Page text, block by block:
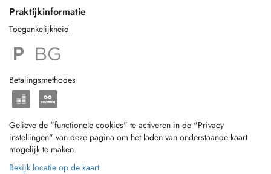
Praktijkinformatie
Toegankelijkheid
Betalingsmethodes
Gelieve de "functionele cookies" te activeren in de "Privacy
instellingen" van deze pagina om het laden van onderstaande kaart
mogelijk te maken.
Bekijk locatie op de kaart